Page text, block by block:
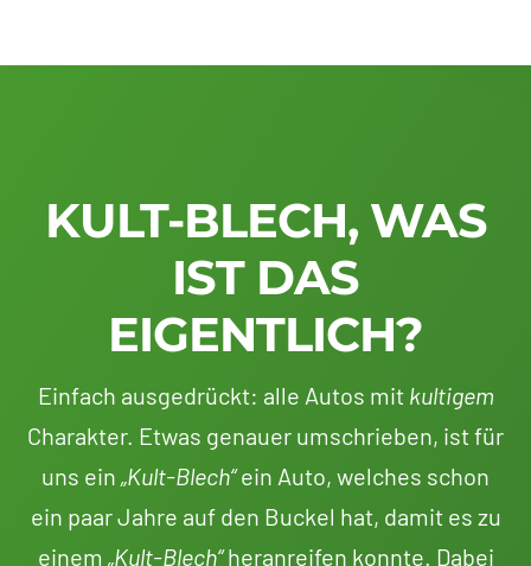
KULT-BLECH, WAS
IST DAS
EIGENTLICH?
Einfach ausgedrückt: alle Autos mit kultigem
Charakter. Etwas genauer umschrieben, ist für
uns ein „Kult-Blech“ein Auto, welches schon
ein paar Jahre auf den Buckel hat, damit es zu
einem „Kult-Blech“heranreifen konnte. Dabei